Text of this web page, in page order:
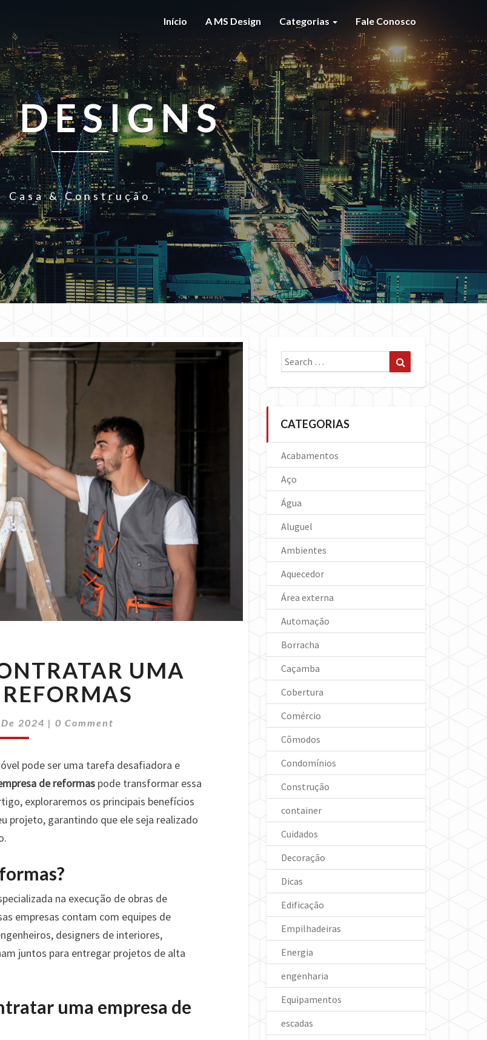
Início A MS Design Categorias Fale Conosco
DESIGNS
Casa & Construção
UMA
2024 |Comments
0 Comment
pode ser uma tarefa desafiadora e
de reformas pode transformar essa
exploraremos os principais benefícios
projeto, garantindo que ele seja realizado
na execução de obras de
empresas contam com equipes de
designers de interiores,
juntos para entregar projetos de alta
uma empresa de
Search
for:
CATEGORIAS
Acabamentos
Aço
Água
Aluguel
Ambientes
Aquecedor
Área externa
Automação
Borracha
Caçamba
Cobertura
Comércio
Cômodos
Condomínios
Construção
container
Cuidados
Decoração
Dicas
Edificação
Empilhadeiras
Energia
engenharia
Equipamentos
escadas